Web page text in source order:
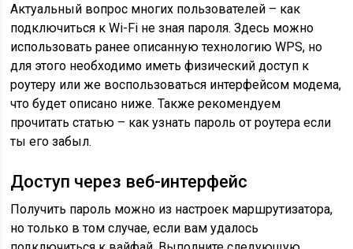
Актуальный вопрос многих пользователей – как
подключиться к Wi-Fi не зная пароля. Здесь можно
использовать ранее описанную технологию WPS, но
для этого необходимо иметь физический доступ к
роутеру или же воспользоваться интерфейсом модема,
что будет описано ниже. Также рекомендуем
прочитать статью – как узнать пароль от роутера если
ты его забыл.
Доступ через веб-интерфейс
Получить пароль можно из настроек маршрутизатора,
но только в том случае, если вам удалось